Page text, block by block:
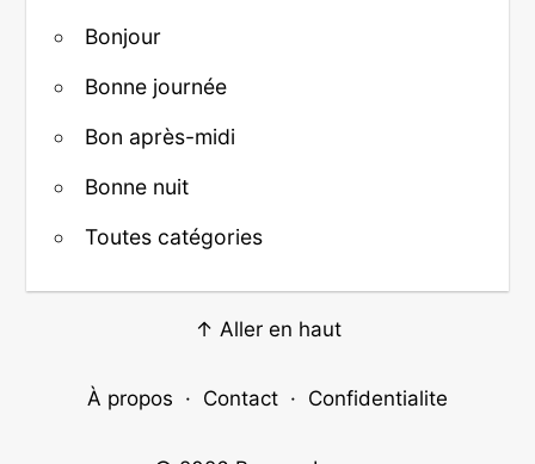
Bonjour
Bonne journée
Bon après-midi
Bonne nuit
Toutes catégories
↑ Aller en haut
À propos · Contact · Confidentialite